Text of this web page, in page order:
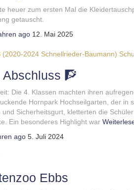
heuer zum ersten Mal die
getauscht.
ago 12. Mai 2025
(2020-2024 Schnellrieder-Baumann)
🧗
Die 4. Klassen machten ihren
Hornpark Hochseilgarten, der in
und Sicherheitsgurt, kletterten die
Ein besonderes Highlight war
ago 5. Juli 2024
Ebbs